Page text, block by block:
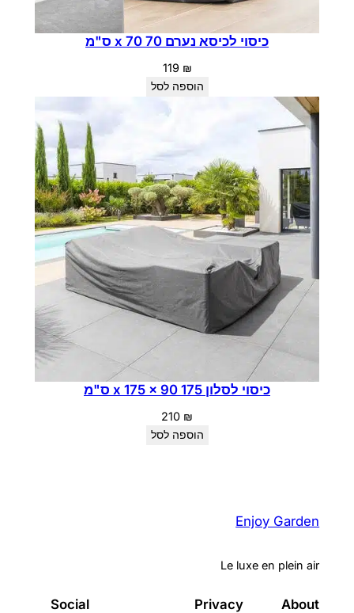
כיסוי לכיסא נערם 70 x 70 ס"מ
119 ₪
הוספה לסל
כיסוי לסלון 175 x 175 x 90 ס"מ
210 ₪
הוספה לסל
Enjoy Garden
Le luxe en plein air
About
Privacy
Social